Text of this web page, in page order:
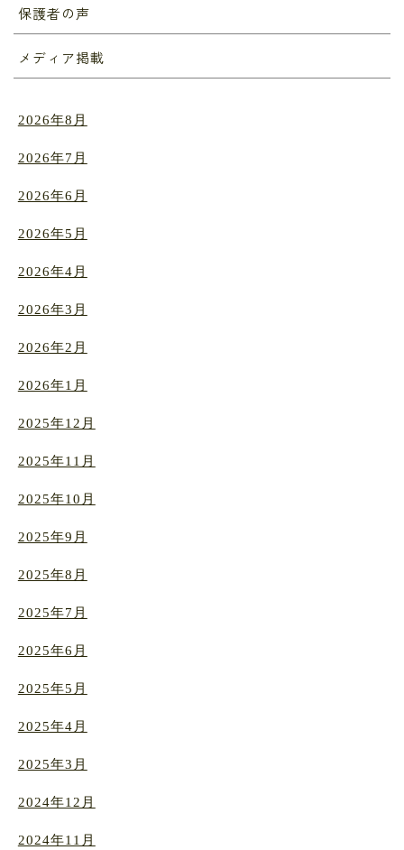
保護者の声
メディア掲載
2026年8月
2026年7月
2026年6月
2026年5月
2026年4月
2026年3月
2026年2月
2026年1月
2025年12月
2025年11月
2025年10月
2025年9月
2025年8月
2025年7月
2025年6月
2025年5月
2025年4月
2025年3月
2024年12月
2024年11月